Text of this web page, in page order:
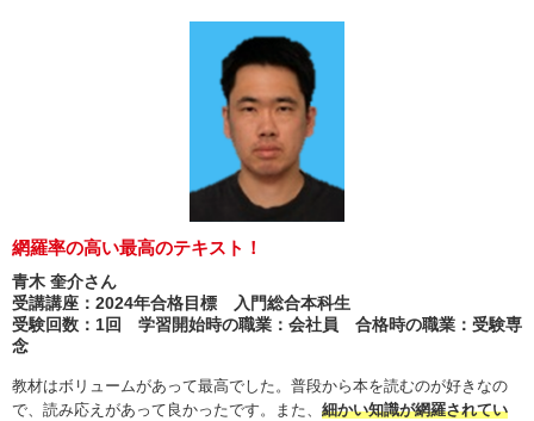
網羅率の高い最高のテキスト！
青木 奎介さん
受講講座：2024年合格目標 入門総合本科生
受験回数：1回 学習開始時の職業：会社員 合格時の職業：受験専
念
教材はボリュームがあって最高でした。普段から本を読むのが好きなの
で、読み応えがあって良かったです。また、 細かい知識が網羅されてい